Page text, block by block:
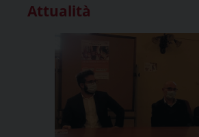
Attualità